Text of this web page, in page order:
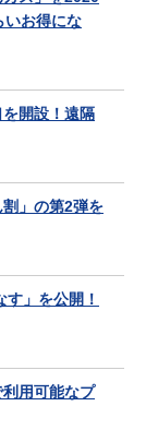
いお得にな
開設！遠隔
」の第2弾を
」を公開！
用可能なプ